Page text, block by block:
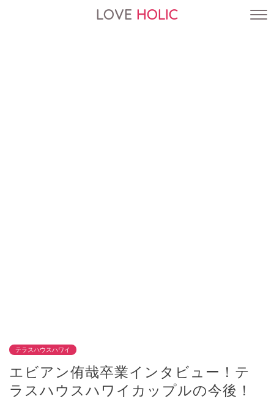
LOVE HOLIC
テラスハウスハワイ
エビアン侑哉卒業インタビュー！テ
ラスハウスハワイカップルの今後！